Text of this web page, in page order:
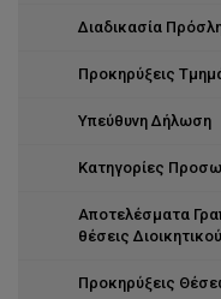
Διαδικασία
Προκηρύξεις
Υπεύθυνη Δήλωση
Κατηγορίες
Αποτελέσματα
θέσεις
Προκηρύξεις